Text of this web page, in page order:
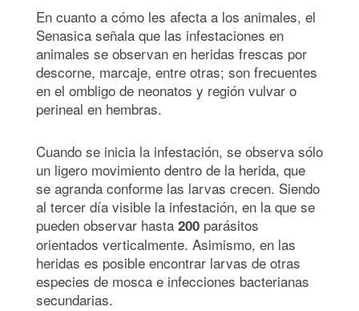
En cuanto a cómo les afecta a los animales, el
Senasica señala que las infestaciones en
animales se observan en heridas frescas por
descorne, marcaje, entre otras; son frecuentes
en el ombligo de neonatos y región vulvar o
perineal en hembras.
Cuando se inicia la infestación, se observa sólo
un ligero movimiento dentro de la herida, que
se agranda conforme las larvas crecen. Siendo
al tercer día visible la infestación, en la que se
pueden observar hasta 200 parásitos
orientados verticalmente. Asimismo, en las
heridas es posible encontrar larvas de otras
especies de mosca e infecciones bacterianas
secundarias.